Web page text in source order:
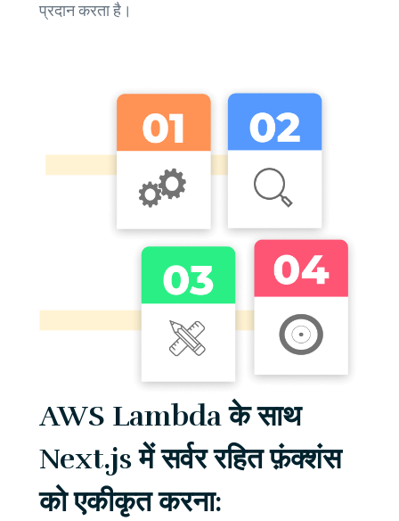
प्रदान करता है।
AWS Lambda के साथ
Next.js में सर्वर रहित फ़ंक्शंस
को एकीकृत करना: